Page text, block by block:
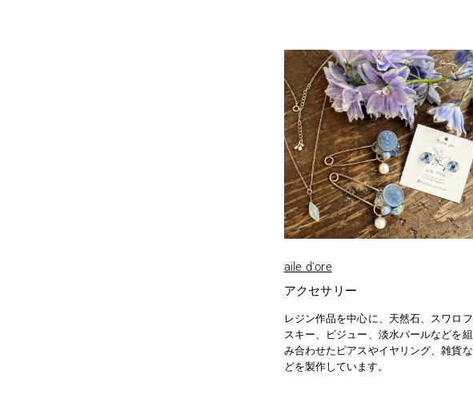
aile d'ore
アクセサリー
レジン作品を中心に、天然石、スワロフ
スキー、ビジュー、淡水パールなどを組
み合わせたピアスやイヤリング、雑貨な
どを製作しています。